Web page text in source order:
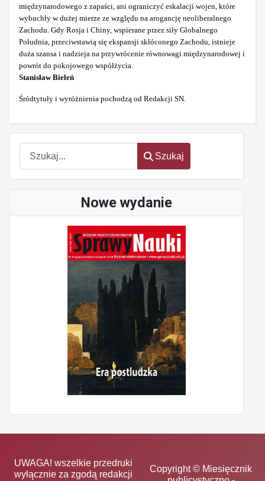
Szukaj
Szukaj
Nowe wydanie
międzynarodowego z zapaści, ani ograniczyć eskalacji wojen, które
wybuchły w dużej mierze ze względu na arogancję neoliberalnego
Zachodu. Gdy Rosja i Chiny, wspierane przez siły Globalnego
Południa, przeciwstawią się ekspansji skłóconego Zachodu, istnieje
duża szansa i nadzieja na przywrócenie równowagi międzynarodowej i
powrót do pokojowego współżycia.
Stanisław Bieleń
Śródtytuły i wyróżnienia pochodzą od Redakcji SN.
UWAGA! wszelkie przedruki
wyłącznie za zgodą redakcji
Copyright © Miesięcznik